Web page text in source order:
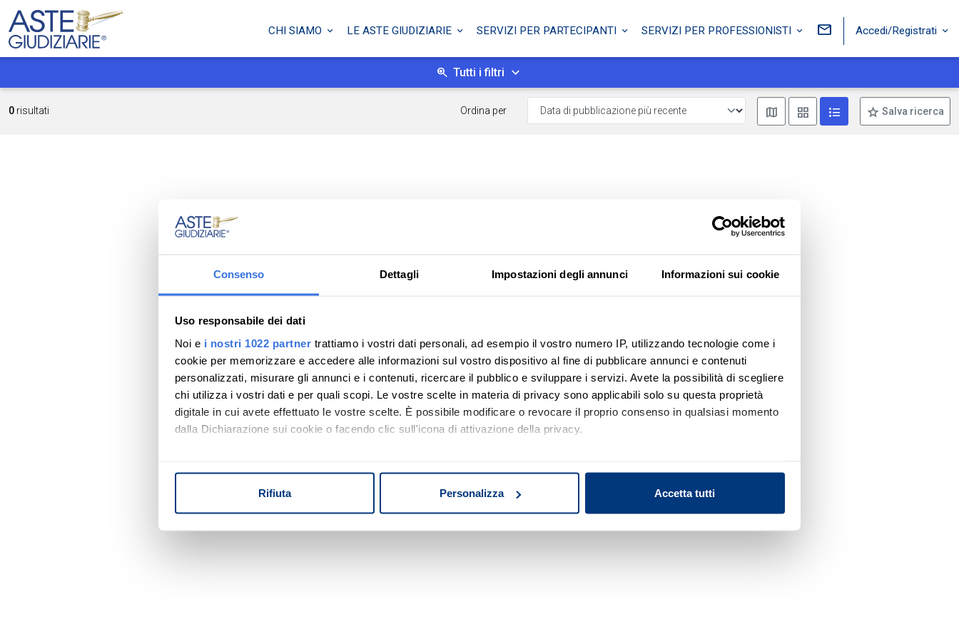
Consenso Dettagli Impostazioni degli annunci Informazioni sui cookie
Uso responsabile dei dati
Noi e i nostri 1022 partner trattiamo i vostri dati personali, ad esempio il vostro numero IP, utilizzando tecnologie come i
cookie per memorizzare e accedere alle informazioni sul vostro dispositivo al fine di pubblicare annunci e contenuti
personalizzati, misurare gli annunci e i contenuti, ricercare il pubblico e sviluppare i servizi. Avete la possibilità di scegliere
chi utilizza i vostri dati e per quali scopi. Le vostre scelte in materia di privacy sono applicabili solo su questa proprietà
digitale in cui avete effettuato le vostre scelte. È possibile modificare o revocare il proprio consenso in qualsiasi momento
dalla Dichiarazione sui cookie o facendo clic sull'icona di attivazione della privacy.
Identificare il tuo dispositivo, scansionandolo attivamente alla ricerca di caratteristiche specifiche (impronte
digitali).
Rifiuta Personalizza Accetta tutti
CHI SIAMO LE ASTE GIUDIZIARIE SERVIZI PER PARTECIPANTI SERVIZI PER PROFESSIONISTI Accedi/Registrati
Tutti i filtri
0 risultati Ordina per Mostra mappaMostra come box
Mostra come lista
Salva ricerca
Nessun risultato di ricerca
Prova a modificare o rimuovere alcuni filtri o
a cambiare l'area di ricerca.